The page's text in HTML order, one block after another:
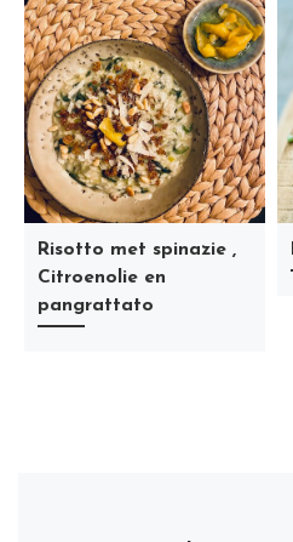
Risotto met spinazie ,
Citroenolie en
pangrattato